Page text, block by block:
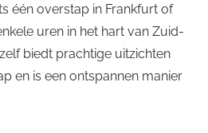
één overstap in Frankfurt of
uren in het hart van Zuid-
biedt prachtige uitzichten
en is een ontspannen manier